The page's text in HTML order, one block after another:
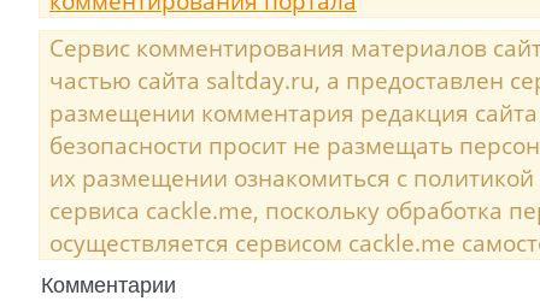
Сервис комментирования материалов
частью сайта saltday.ru, а предоставлен
размещении комментария редакция
безопасности просит не размещать
их размещении ознакомиться с
сервиса cackle.me, поскольку обработка
осуществляется сервисом cackle.me
Комментарии